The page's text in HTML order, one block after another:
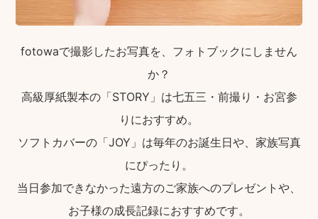
fotowaで撮影したお写真を、フォトブックにしません
か？
高級厚紙製本の「STORY」は七五三・前撮り・お宮参
りにおすすめ。
ソフトカバーの「JOY」は毎年のお誕生日や、家族写真
にぴったり。
当日参加できなかった遠方のご家族へのプレゼントや、
お子様の成長記録におすすめです。